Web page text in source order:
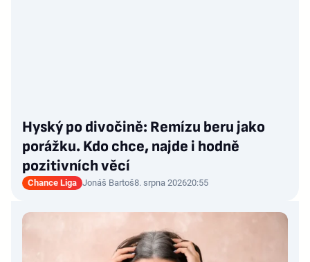
Hyský po divočině: Remízu beru jako
porážku. Kdo chce, najde i hodně
pozitivních věcí
Chance Liga Jonáš Bartoš8. srpna 202620:55